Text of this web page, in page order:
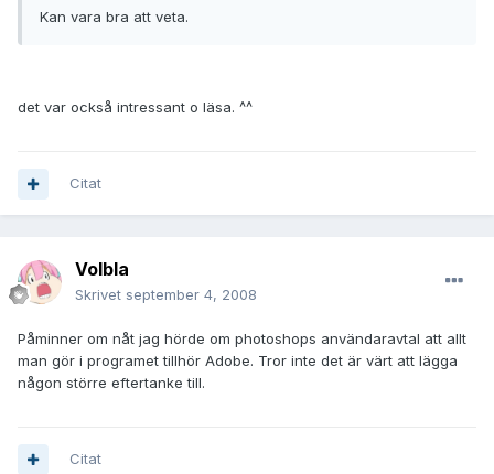
Kan vara bra att veta.
det var också intressant o läsa. ^^
Citat
Volbla
Skrivet september 4, 2008
Påminner om nåt jag hörde om photoshops användaravtal att allt
man gör i programet tillhör Adobe. Tror inte det är värt att lägga
någon större eftertanke till.
Citat